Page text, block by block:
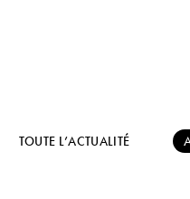
TOUTE L’ACTUALITÉ